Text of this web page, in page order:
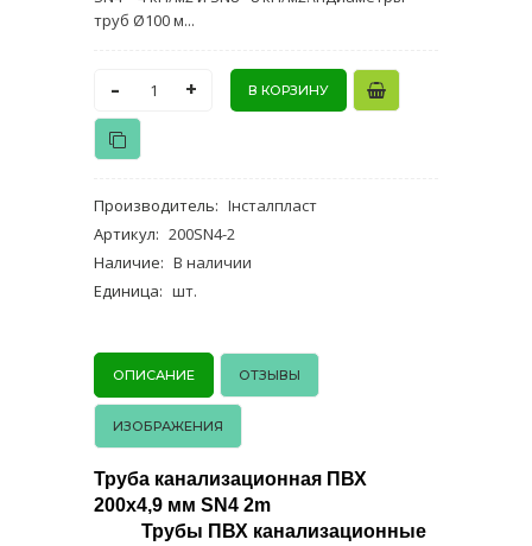
труб Ø100 м...
- +
Производитель: Інсталпласт
Артикул: 200SN4-2
Наличие: В наличии
Единица: шт.
ОПИСАНИЕ ОТЗЫВЫ
ИЗОБРАЖЕНИЯ
Труба канализационная ПВХ
200х4,9 мм SN4 2m
Трубы ПВХ канализационные